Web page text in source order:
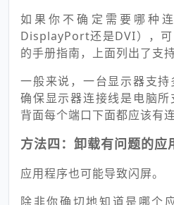
如果你不确定需要哪种
DisplayPort还是DVI），
的手册指南，上面列出了支
一般来说，一台显示器支
确保显示器连接线是电脑
背面每个端口下面都应该有
方法四：卸载有问题的应
应用程序也可能导致闪屏。
除非你确切地知道是哪个